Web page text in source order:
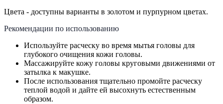
Цвета - доступны варианты в золотом и пурпурном цветах.
Рекомендации по использованию
Используйте расческу во время мытья головы для
глубокого очищения кожи головы.
Массажируйте кожу головы круговыми движениями от
затылка к макушке.
После использования тщательно промойте расческу
теплой водой и дайте ей высохнуть естественным
образом.